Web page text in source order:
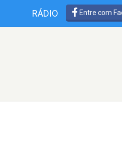
RÁDIO Entre com